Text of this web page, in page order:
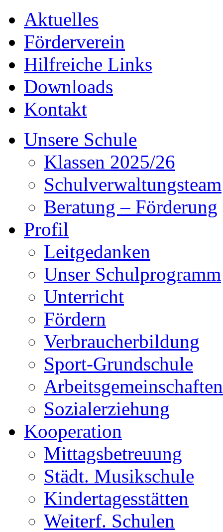
Aktuelles
Förderverein
Hilfreiche Links
Downloads
Kontakt
Unsere Schule
Klassen 2025/26
Schulverwaltungsteam
Beratung – Förderung
Profil
Leitgedanken
Unser Schulprogramm
Unterricht
Fördern
Verbraucherbildung
Sport-Grundschule
Arbeitsgemeinschaften
Sozialerziehung
Kooperation
Mittagsbetreuung
Städt. Musikschule
Kindertagesstätten
Weiterf. Schulen